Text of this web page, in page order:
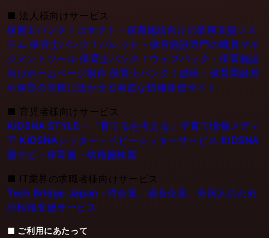
■ 法人様向けサービス
保育士バンク！コネクト - 保育施設向けの業務支援シス
テム 保育士バンク！パレット - 保育施設専門の職員マネ
ジメントツール 保育士バンク！ウェブパック - 保育施設
向けホームページ制作 保育士バンク！総研 - 保育園経営
や保育の実務に活かせる有益な情報発信サイト
■ 育児者様向けサービス
KIDSNA STYLE - 「育てるを考える」子育て情報メディ
ア KIDSNAシッター - ベビーシッターサービス KIDSNA
園ナビ - 保育園・幼稚園検索
■ IT業界の求職者様向けサービス
Tech Bridge Japan - IT企業、成長企業、外国人のため
の転職支援サービス
■ ご利用にあたって